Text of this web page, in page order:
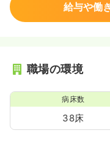
給与や働
職場の環境
病床数
38床